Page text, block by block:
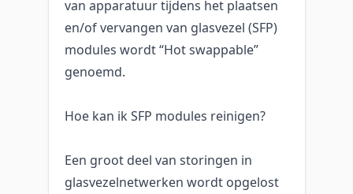
van apparatuur tijdens het plaatsen
en/of vervangen van glasvezel (SFP)
modules wordt “Hot swappable”
genoemd.
Hoe kan ik SFP modules reinigen?
Een groot deel van storingen in
glasvezelnetwerken wordt opgelost